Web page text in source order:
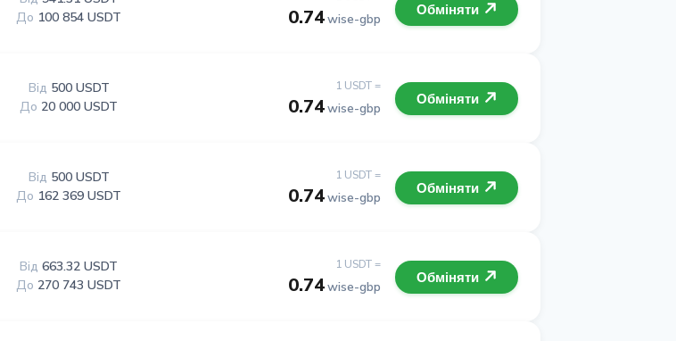
0.74wise-gbp
До 100 854 USDT Обміняти
1 USDT =
0.74wise-gbp
Від 500 USDT
До 20 000 USDT Обміняти
1 USDT =
0.74wise-gbp
Від 500 USDT
До 162 369 USDT Обміняти
1 USDT =
0.74wise-gbp
Від 663.32 USDT
До 270 743 USDT Обміняти